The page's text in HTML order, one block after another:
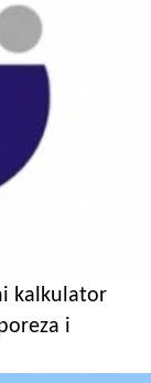
kalkulator
i